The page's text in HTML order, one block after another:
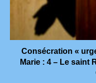
Consécration «
Marie : 4 – Le saint